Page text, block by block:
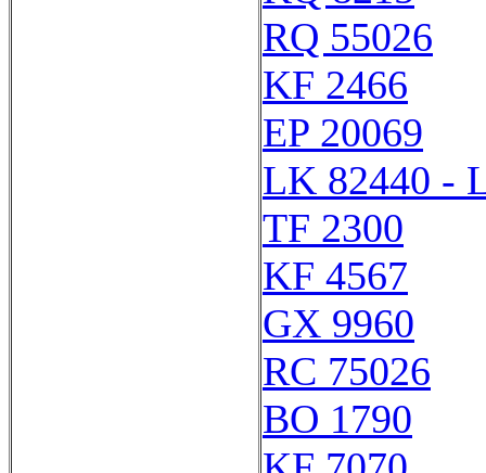
RQ 55026
KF 2466
EP 20069
LK 82440 -
TF 2300
KF 4567
GX 9960
RC 75026
BO 1790